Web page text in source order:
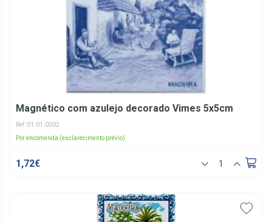
Magnético com azulejo decorado Vimes 5x5cm
Ref: 01.01.0002
Por encomenda (esclarecimento prévio)
1,72€